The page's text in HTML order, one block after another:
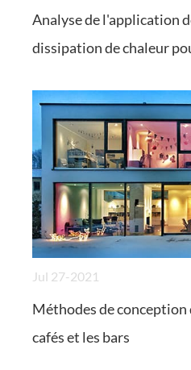
Analyse de l'application
dissipation de chaleur
Jul 27-2021
Méthodes de conception
cafés et les bars